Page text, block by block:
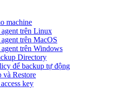
machine
agent trên Linux
trên MacOS
trên Windows
Directory
để backup tự động
và Restore
key